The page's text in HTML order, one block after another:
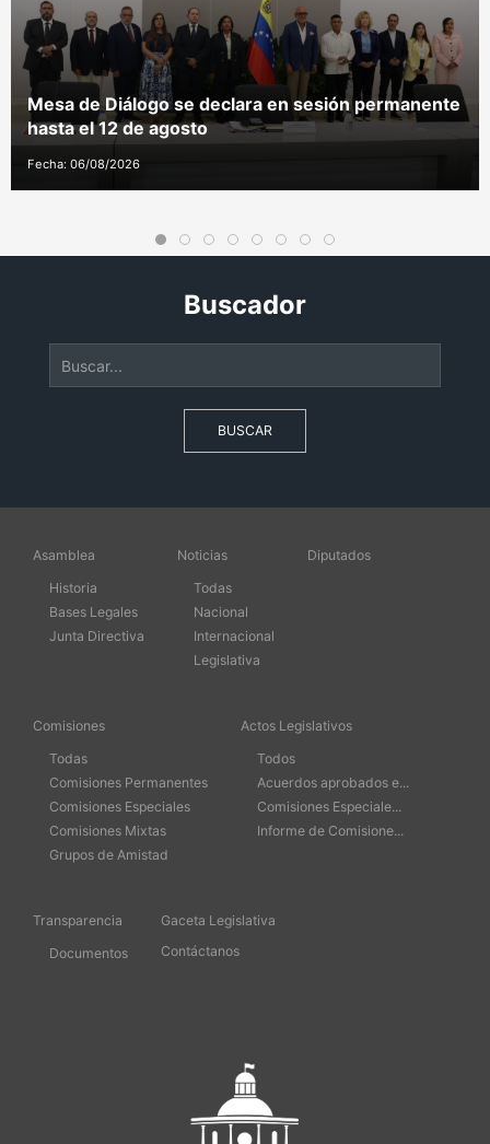
Mesa de Diálogo se declara en sesión permanente
hasta el 12 de agosto
Fecha: 06/08/2026
Buscador
BUSCAR
Asamblea
Historia
Bases Legales
Junta Directiva
Noticias
Todas
Nacional
Internacional
Legislativa
Diputados
Comisiones
Todas
Comisiones Permanentes
Comisiones Especiales
Comisiones Mixtas
Grupos de Amistad
Actos Legislativos
Todos
Acuerdos aprobados e...
Comisiones Especiale...
Informe de Comisione...
Transparencia
Documentos
Gaceta Legislativa
Contáctanos